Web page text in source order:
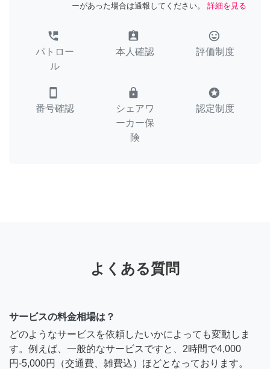
ーがあった場合は通報してください。
詳細を見る
perm_phone_msg
パトロー
ル
assignment_ind
本人確認
tag_faces
評価制度
smartphone
番号確認
lock
シェアワ
ーカー保
険
stars
認定制度
よくある質問
サービスの料金相場は？
どのようなサービスを依頼したいかによっても変動しま
す。例えば、一般的なサービスですと、2時間で4,000
円-5,000円（交通費、雑費込）ほどとなっております。